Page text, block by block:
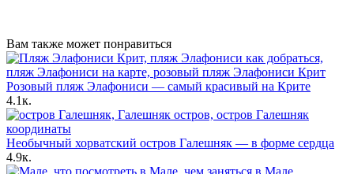
Вам также может понравиться
Розовый пляж Элафониси — самый красивый на Крите
4.1к.
Необычный хорватский остров Галешняк — в форме сердца
4.9к.